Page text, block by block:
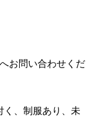
お問い合わせくだ
く、制服あり、未